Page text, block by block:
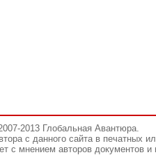
2013 Глобальная Авантюра.
с данного сайта в печатных
с мнением авторов документов